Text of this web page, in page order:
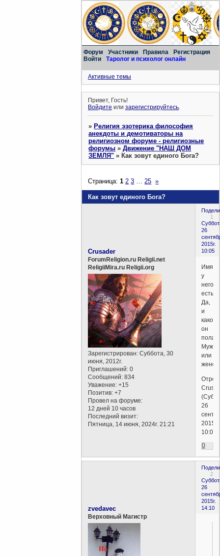
Форум Участники Правила
Регистрация
Войти
Таролог и психолог онлайн
Активные темы
Привет, Гость!
Войдите илизарегистрируйтесь.
»Религия эзотерика философия
анекдоты и демотиваторы на
религиозном форуме - религиозные
форумы »Движение "НАШ ДОМ
ЗЕМЛЯ" »Как зовут единого Бога?
Как зовут единого Бога?
Страница:1 2 3 25 »
1
26
2015г.
10:05
Crusader
ForumReligion.ru Religii.net
ReligiiMira.ru Religii.org
Зарегистрирован: Суббота, 30
июня, 2012г.
Приглашений: 0
Сообщений: 834
Уважение: +15
Позитив: +7
Провел на форуме:
12 дней 10 часов
Последний визит:
Пятница, 14 июня, 2024г. 21:21
Имя
у
него
есть?
Да,
и
какого
он
пола?
или
26
2015г.
10:06)
0
2
26
2015г.
14:10
zvedavec
Верховный Магистр